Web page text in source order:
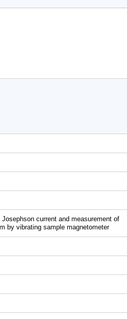
current and measurement of
by vibrating sample magnetometer